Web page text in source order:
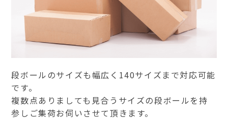
段ボールのサイズも幅広く140サイズまで対応可能
です。
複数点ありましても見合うサイズの段ボールを持
参しご集荷お伺いさせて頂きます。